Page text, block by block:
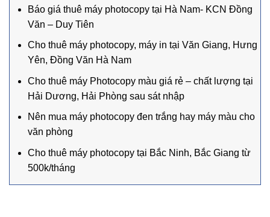
Báo giá thuê máy photocopy tại Hà Nam- KCN Đồng
Văn – Duy Tiên
Cho thuê máy photocopy, máy in tại Văn Giang, Hưng
Yên, Đồng Văn Hà Nam
Cho thuê máy Photocopy màu giá rẻ – chất lượng tại
Hải Dương, Hải Phòng sau sát nhập
Nên mua máy photocopy đen trắng hay máy màu cho
văn phòng
Cho thuê máy photocopy tại Bắc Ninh, Bắc Giang từ
500k/tháng